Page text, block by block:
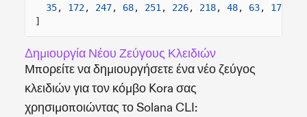
35, 172, 247, 68, 251 , 226, 218, 48, 63, 176
]
Δημιουργία Νέου Ζεύγους Κλειδιών
Μπορείτε να δημιουργήσετε ένα νέο ζεύγος
κλειδιών για τον κόμβο Kora σας
χρησιμοποιώντας το Solana CLI: